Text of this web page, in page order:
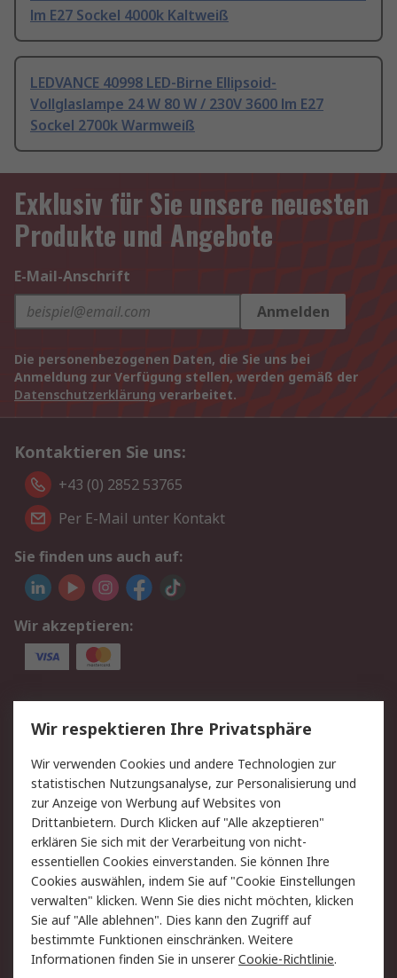
lm E27 Sockel 4000k Kaltweiß
LEDVANCE 40998 LED-Birne Ellipsoid-
Vollglaslampe 24 W 80 W / 230V 3600 lm E27
Sockel 2700k Warmweiß
Exklusiv für Sie unsere neuesten
Produkte und Angebote
E-Mail-Anschrift
Anmelden
Die personenbezogenen Daten, die Sie uns bei
Anmeldung zur Verfügung stellen, werden gemäß der
Datenschutzerklärung verarbeitet.
Kontaktieren Sie uns:
+43 (0) 2852 53765
Per E-Mail unter Kontakt
Sie finden uns auch auf:
Wir akzeptieren:
Service
Value Added Services
Lieferlösungen
Rücksendung/Entsorgung Kontakt
Hilfe
Rechtliches
RS Verkaufs- und
Lieferbedingungen
Datenschutz
Cookie-Richtlinie
Zahlungsbedingungen
Impressum
Webseite Konditionen
Wir respektieren Ihre Privatsphäre
Wir verwenden Cookies und andere Technologien zur
statistischen Nutzungsanalyse, zur Personalisierung und
zur Anzeige von Werbung auf Websites von
Drittanbietern. Durch Klicken auf "Alle akzeptieren"
erklären Sie sich mit der Verarbeitung von nicht-
essentiellen Cookies einverstanden. Sie können Ihre
Cookies auswählen, indem Sie auf "Cookie Einstellungen
verwalten" klicken. Wenn Sie dies nicht möchten, klicken
Sie auf "Alle ablehnen". Dies kann den Zugriff auf
bestimmte Funktionen einschränken. Weitere
Informationen finden Sie in unsererCookie-Richtlinie.